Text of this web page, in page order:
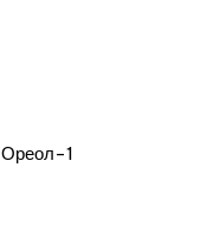
Ореол-1